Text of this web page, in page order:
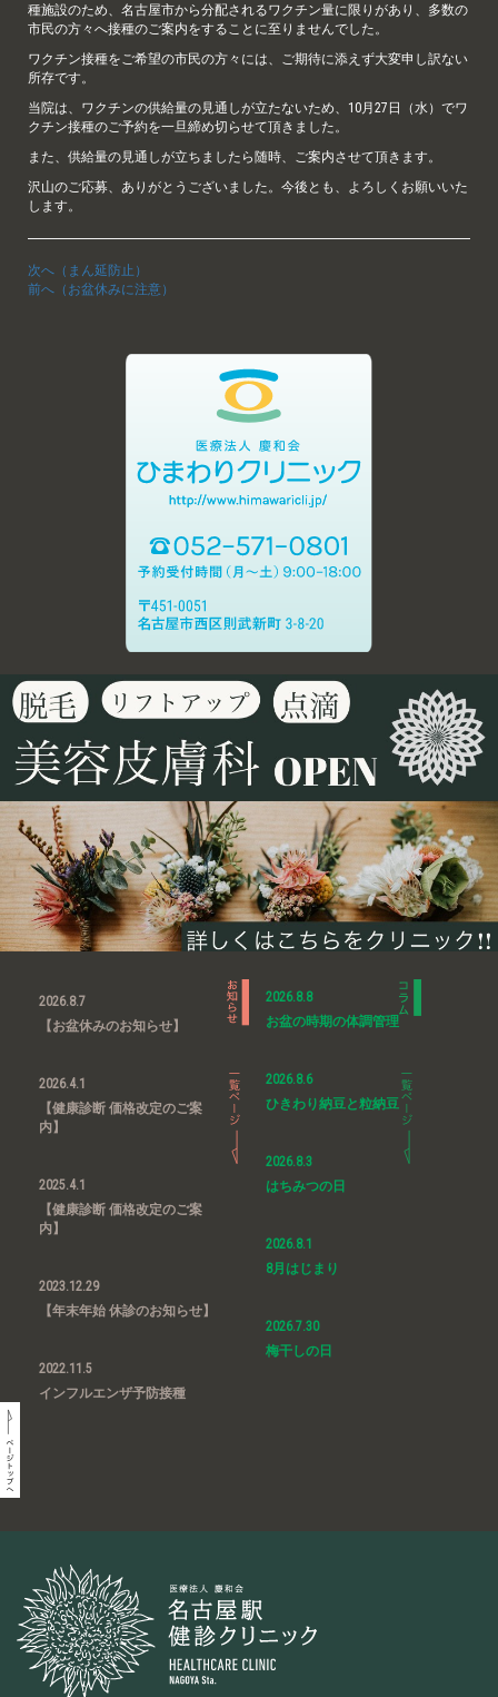
種施設のため、名古屋市から分配されるワクチン量に限りがあり、多数の
市民の方々へ接種のご案内をすることに至りませんでした。
ワクチン接種をご希望の市民の方々には、ご期待に添えず大変申し訳ない
所存です。
当院は、ワクチンの供給量の見通しが立たないため、10月27日（水）でワ
クチン接種のご予約を一旦締め切らせて頂きました。
また、供給量の見通しが立ちましたら随時、ご案内させて頂きます。
沢山のご応募、ありがとうございました。今後とも、よろしくお願いいた
します。
次へ（まん延防止）
前へ（お盆休みに注意）
2026.8.7
【お盆休みのお知らせ】
2026.4.1
【健康診断 価格改定のご案
内】
2025.4.1
【健康診断 価格改定のご案
内】
2023.12.29
【年末年始 休診のお知らせ】
2022.11.5
インフルエンザ予防接種
2026.8.8
お盆の時期の体調管理
2026.8.6
ひきわり納豆と粒納豆
2026.8.3
はちみつの日
2026.8.1
8月はじまり
2026.7.30
梅干しの日